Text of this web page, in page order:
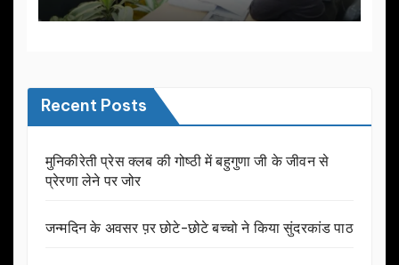
Recent Posts
मुनिकीरेती प्रेस क्लब की गोष्ठी में बहुगुणा जी के जीवन से
प्रेरणा लेने पर जोर
जन्मदिन के अवसर प़र छोटे-छोटे बच्चो ने किया सुंदरकांड पाठ